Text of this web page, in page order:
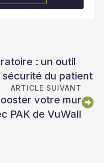
: un outil
du patient
ARTICLE SUIVANT
votre mur
PAK de VuWall